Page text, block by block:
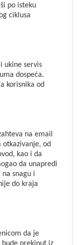
po isteku
ciklusa
ukine servis
dospeća.
korisnika od
na email
otkazivanje, od
kao i da
da unapredi
na snagu i
do kraja
da je